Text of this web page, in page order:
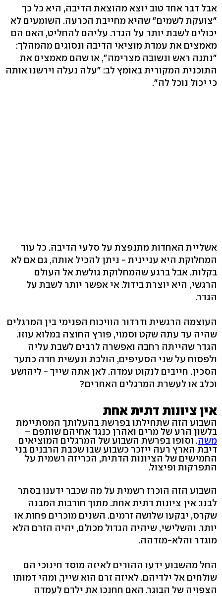
אבל דבר אחד טוב יוצא מהוצאת הדיבה, היא כל כך
"צועקת לשמים" שהיא מחייבת הכרעה. השומעים לא
יכולים לשבת יותר על הגדר. עליהם להחליט, האם הם
מאמצים את עמדת מוציאי הדיבה ונסוגים מהמהלך:
"נתנה ראש ונשובה מצרימה", או שהם מאמצים את
התוכנית המקורית באומץ לב: "עלה נעלה וירשנו אותה
כי יכול נוכל לה".
אשליית האחדות מתנפצת על סלעי הדיבה. כל עוד
המחלוקת היא עניינית - ניתן להכיל אותה, גם אם לא
בקלות. אבל ברגע שהמחלוקת גולשת אל העולם
הרגשי, היא יוצרת בידול. אי אפשר יותר לשבת על
הגדר.
העוצמה הרגשית ודרדור הוויכוח הפנימי בין המרגלים
שהיה עד עתה שקט וסמוי, פורץ החוצה במלוא עוזו.
הגדר שהייתה רחבה ואפשרה לרבים לשבת עליה
ולפסוח על שני הסעיפים, הולכת ונעשית חדה כתער
הסכין. חייבים לנקוט עמדה. לאן אתה שייך - ליהושע
וכלב או לעשרת המרגלים האחרים?
אין ציונות דתית אחת
השבוע הזה שתחילתו בפרשת בהעלותך המסתיימת
בלשון הרע של מרים ואהרן כנגד אחיהם שותפם –
משה. וסופו בפרשת השבוע של המרגלים המוציאים
דיבת הארץ רעה ייזכר כשבוע שבו שכבת הרבנים בני
החמישים של הציונות הדתית, הכריזה רשמית על
התפרקות ופיצול.
השבוע הזה הוכרז רשמית על מה שכבר ידענו בסתר
לבנו: אין ציונות דתית אחת. מתוך חורבות המבנה
שקרס, יבקעו שלושה זרמים. השנים מוכרים פחות או
יותר. והשלישי, שיהיה הגדול מכולם, יהיה הזרם הלא
מוגדר והלא-מזדהה.
החל מהשבוע ידעו ההורים לאיזה מוסד חינוכי הם
שולחים אל ילדיהם. לאיזה זרם הוא שייך, ומהי דמותו
הצפויה של הבוגר. האם חחנכו את ילדם לעמדה